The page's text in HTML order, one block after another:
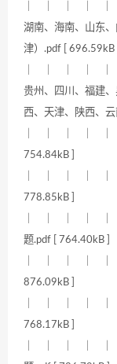
｜ ｜ ｜ ｜ ｜ ｜
湖南、海南、山东
津）.pdf [ 696.59kB ]
｜ ｜ ｜ ｜ ｜ ｜
贵州、四川、福建
西、天津、陕西、
｜ ｜ ｜ ｜ ｜ ｜
754.84kB ]
｜ ｜ ｜ ｜ ｜ ｜
778.85kB ]
｜ ｜ ｜ ｜ ｜
题.pdf [ 764.40kB ]
｜ ｜ ｜ ｜ ｜ ｜
876.09kB ]
｜ ｜ ｜ ｜ ｜ ｜
768.17kB ]
｜ ｜ ｜ ｜ ｜